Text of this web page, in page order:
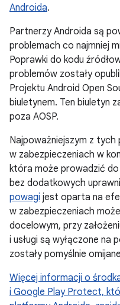
Androida.
Partnerzy Androida są
problemach co najmniej
Poprawki do kodu
problemów zostały
Projektu Android Open
biuletynem. Ten biuletyn
poza AOSP.
Najpoważniejszym z
w zabezpieczeniach w
która może prowadzić
bez dodatkowych
powagi jest oparta na
w zabezpieczeniach
docelowym, przy
i usługi są wyłączone
zostały pomyślnie
Więcej informacji o
i Google Play Protect,